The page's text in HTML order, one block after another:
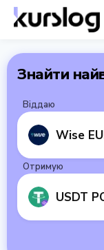
Знайти
Віддаю
Wise
Отримую
USDT